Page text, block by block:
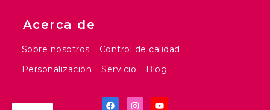
Acerca de
Sobre nosotros
Control de calidad
Personalización
Servicio Blog